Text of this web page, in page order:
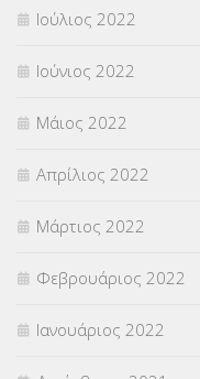
Ιούλιος 2022
Ιούνιος 2022
Μάιος 2022
Απρίλιος 2022
Μάρτιος 2022
Φεβρουάριος 2022
Ιανουάριος 2022